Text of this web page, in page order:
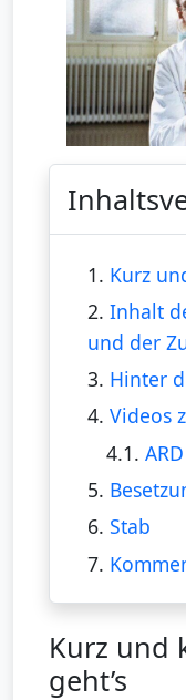
1. Kurz
2. Inhalt
und der
3. Hinter
4. Videos
4.1.
5.
6. Stab
7.
Kurz und
geht’s